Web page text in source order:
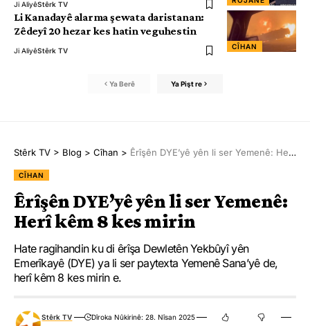
Ji AliyêStêrk TV
CÎHAN
Li Kanadayê alarma şewata daristanan:
Zêdeyî 20 hezar kes hatin veguhestin
Ji AliyêStêrk TV
Ya Berê Ya Pişt re
Stêrk TV > Blog > Cîhan > Êrîşên DYE’yê yên li ser Yemenê: Herî kêm 8 kes mirin
CÎHAN
Êrîşên DYE’yê yên li ser Yemenê:
Herî kêm 8 kes mirin
Hate ragihandin ku di êrîşa Dewletên Yekbûyî yên
Emerîkayê (DYE) ya li ser paytexta Yemenê Sana’yê de,
herî kêm 8 kes mirin e.
Stêrk TV
Dîroka Nûkirinê: 28. Nîsan 2025